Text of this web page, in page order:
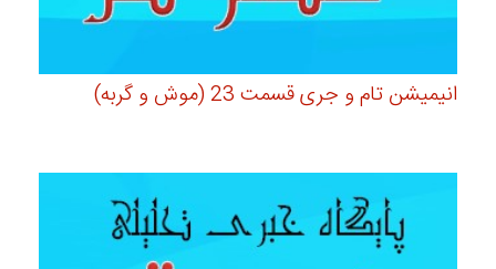
انیمیشن تام و جری قسمت 23 (موش و گربه)